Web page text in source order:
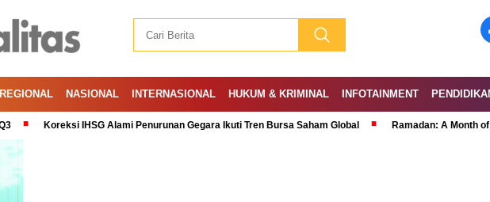
REGIONAL NASIONAL INTERNASIONAL HUKUM & KRIMINAL INFOTAINMENT
Koreksi IHSG Alami Penurunan Gegara Ikuti Tren Bursa Saham Global Ramadan: A Month of